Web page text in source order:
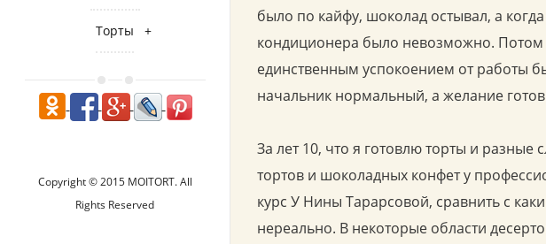
Торты
Copyright © 2015 MOITORT. All
Rights Reserved
было по кайфу, шоколад остывал, а
кондиционера было невозможно.
единственным успокоением от работы
начальник нормальный, а желание
За лет 10, что я готовлю торты и разные
тортов и шоколадных конфет у
курс У Нины Тарарсовой, сравнить с
нереально. В некоторые области